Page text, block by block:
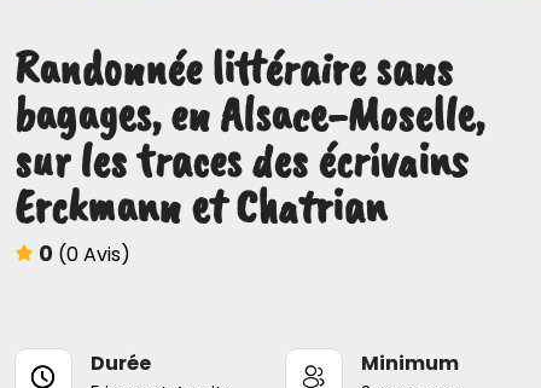
Randonnée littéraire sans
bagages, en Alsace-Moselle,
sur les traces des écrivains
Erckmann et Chatrian
0 (0 Avis)
Durée Minimum